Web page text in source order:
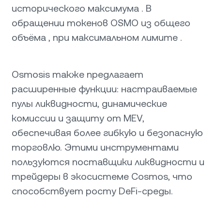
исторического максимума . В
обращении токенов OSMO из общего
объёма , при максимальном лимите .
Osmosis также предлагает
расширенные функции: настраиваемые
пулы ликвидности, динамические
комиссии и защиту от MEV,
обеспечивая более гибкую и безопасную
торговлю. Этими инструментами
пользуются поставщики ликвидности и
трейдеры в экосистеме Cosmos, что
способствует росту DeFi-среды.